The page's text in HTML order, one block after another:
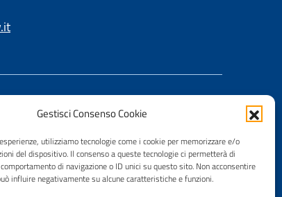
Gestisci Consenso Cookie
utilizziamo tecnologie come i cookie per memorizzare e/o
del dispositivo. Il consenso a queste tecnologie ci permetterà di
di navigazione o ID unici su questo sito. Non acconsentire
influire negativamente su alcune caratteristiche e funzioni.